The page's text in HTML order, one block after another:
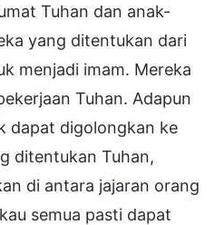
Tuhan dan anak-
yang ditentukan dari
menjadi imam. Mereka
Tuhan. Adapun
dapat digolongkan ke
ditentukan Tuhan,
di antara jajaran orang
semua pasti dapat